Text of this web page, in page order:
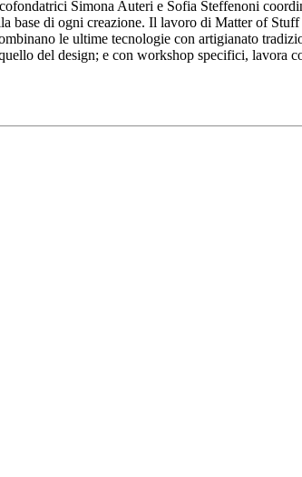
Simona Auteri e Sofia Steffenoni
base di ogni creazione. Il lavoro di Matter of
le ultime tecnologie con artigianato
del design; e con workshop specifici, lavora